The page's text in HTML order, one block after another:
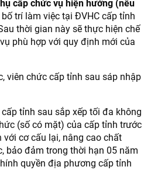
cấp chức vụ hiện hưởng (nếu
trí làm việc tại ĐVHC cấp tỉnh
thời gian này sẽ thực hiện chế
phù hợp với quy định mới của
viên chức cấp tỉnh sau sáp nhập
tỉnh sau sắp xếp tối đa không
(số có mặt) của cấp tỉnh trước
cơ cấu lại, nâng cao chất
bảo đảm trong thời hạn 05 năm
quyền địa phương cấp tỉnh